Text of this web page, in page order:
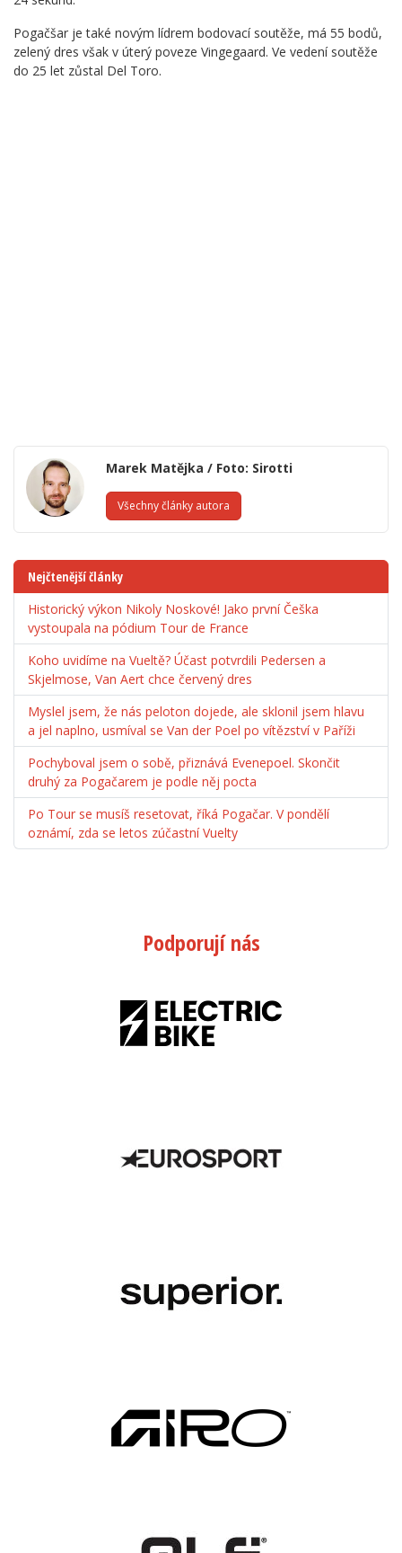
Pogačšar je také novým lídrem bodovací soutěže, má 55 bodů,
zelený dres však v úterý poveze Vingegaard. Ve vedení soutěže
do 25 let zůstal Del Toro.
Marek Matějka / Foto: Sirotti
Všechny články autora
Nejčtenější články
Historický výkon Nikoly Noskové! Jako první Češka
vystoupala na pódium Tour de France
Koho uvidíme na Vueltě? Účast potvrdili Pedersen a
Skjelmose, Van Aert chce červený dres
Myslel jsem, že nás peloton dojede, ale sklonil jsem hlavu
a jel naplno, usmíval se Van der Poel po vítězství v Paříži
Pochyboval jsem o sobě, přiznává Evenepoel. Skončit
druhý za Pogačarem je podle něj pocta
Po Tour se musíš resetovat, říká Pogačar. V pondělí
oznámí, zda se letos zúčastní Vuelty
Podporují nás